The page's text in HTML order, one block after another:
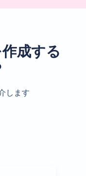
成する
します